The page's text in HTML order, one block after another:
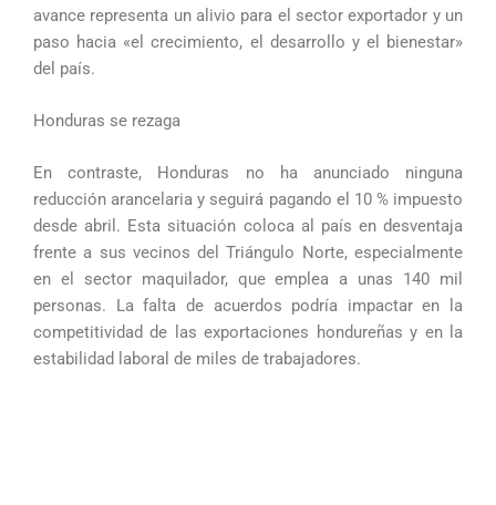
avance representa un alivio para el sector exportador y un
paso hacia «el crecimiento, el desarrollo y el bienestar»
del país.
Honduras se rezaga
En contraste, Honduras no ha anunciado ninguna
reducción arancelaria y seguirá pagando el 10 % impuesto
desde abril. Esta situación coloca al país en desventaja
frente a sus vecinos del Triángulo Norte, especialmente
en el sector maquilador, que emplea a unas 140 mil
personas. La falta de acuerdos podría impactar en la
competitividad de las exportaciones hondureñas y en la
estabilidad laboral de miles de trabajadores.